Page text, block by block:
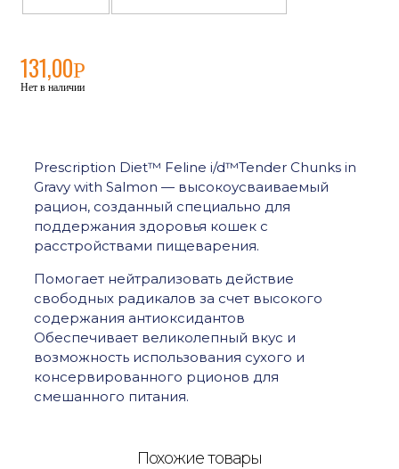
131,00Р
Нет в наличии
Prescription Diet™ Feline i/d™Tender Chunks in
Gravy with Salmon — высокоусваиваемый
рацион, созданный специально для
поддержания здоровья кошек с
расстройствами пищеварения.
Помогает нейтрализовать действие
свободных радикалов за счет высокого
содержания антиоксидантов
Обеспечивает великолепный вкус и
возможность использования сухого и
консервированного рционов для
смешанного питания.
Похожие товары